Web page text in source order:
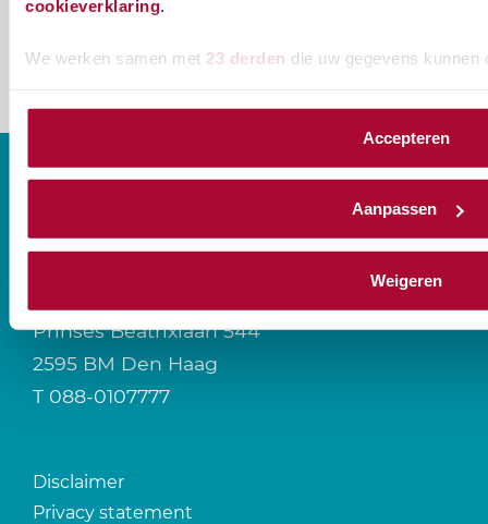
cookieverklaring.
We werken samen met 23 derden die uw gegevens kunnen
Accepteren
Aanpassen
Weigeren
CONTACT
Prinses Beatrixlaan 544
2595 BM Den Haag
T 088-0107777
Disclaimer
Privacy statement